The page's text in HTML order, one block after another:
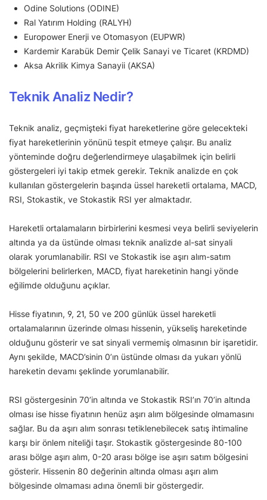
Odine Solutions (ODINE)
Ral Yatırım Holding (RALYH)
Europower Enerji ve Otomasyon (EUPWR)
Kardemir Karabük Demir Çelik Sanayi ve Ticaret (KRDMD)
Aksa Akrilik Kimya Sanayii (AKSA)
Teknik Analiz Nedir?
Teknik analiz, geçmişteki fiyat hareketlerine göre gelecekteki
fiyat hareketlerinin yönünü tespit etmeye çalışır. Bu analiz
yönteminde doğru değerlendirmeye ulaşabilmek için belirli
göstergeleri iyi takip etmek gerekir. Teknik analizde en çok
kullanılan göstergelerin başında üssel hareketli ortalama, MACD,
RSI, Stokastik, ve Stokastik RSI yer almaktadır.
Hareketli ortalamaların birbirlerini kesmesi veya belirli seviyelerin
altında ya da üstünde olması teknik analizde al-sat sinyali
olarak yorumlanabilir. RSI ve Stokastik ise aşırı alım-satım
bölgelerini belirlerken, MACD, fiyat hareketinin hangi yönde
eğilimde olduğunu açıklar.
Hisse fiyatının, 9, 21, 50 ve 200 günlük üssel hareketli
ortalamalarının üzerinde olması hissenin, yükseliş hareketinde
olduğunu gösterir ve sat sinyali vermemiş olmasının bir işaretidir.
Aynı şekilde, MACD’sinin 0’ın üstünde olması da yukarı yönlü
hareketin devamı şeklinde yorumlanabilir.
RSI göstergesinin 70’in altında ve Stokastik RSI’ın 70’in altında
olması ise hisse fiyatının henüz aşırı alım bölgesinde olmamasını
sağlar. Bu da aşırı alım sonrası tetiklenebilecek satış ihtimaline
karşı bir önlem niteliği taşır. Stokastik göstergesinde 80-100
arası bölge aşırı alım, 0-20 arası bölge ise aşırı satım bölgesini
gösterir. Hissenin 80 değerinin altında olması aşırı alım
bölgesinde olmaması adına önemli bir göstergedir.